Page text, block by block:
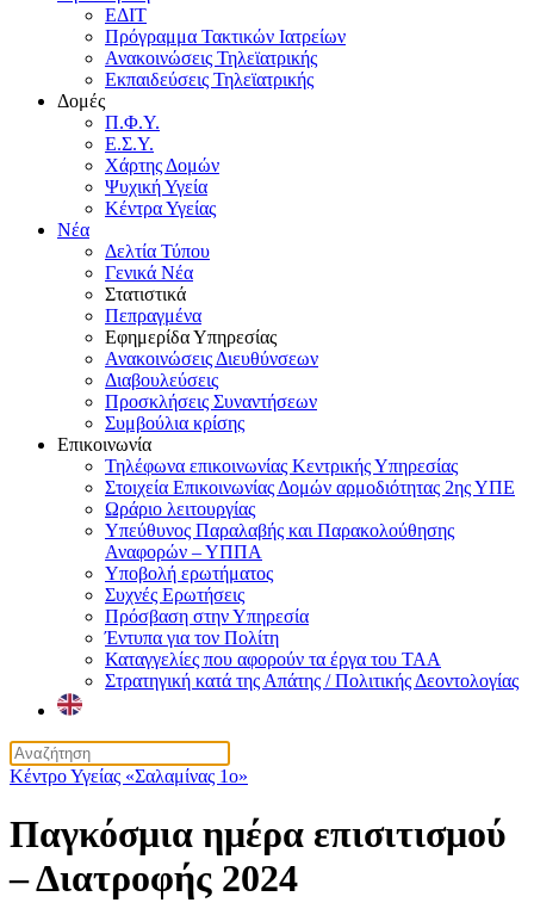
ΕΔΙΤ
Πρόγραμμα Τακτικών Ιατρείων
Ανακοινώσεις Τηλεϊατρικής
Εκπαιδεύσεις Τηλεϊατρικής
Δομές
Π.Φ.Υ.
Ε.Σ.Υ.
Χάρτης Δομών
Ψυχική Υγεία
Κέντρα Υγείας
Νέα
Δελτία Τύπου
Γενικά Νέα
Στατιστικά
Πεπραγμένα
Εφημερίδα Υπηρεσίας
Ανακοινώσεις Διευθύνσεων
Διαβουλεύσεις
Προσκλήσεις Συναντήσεων
Συμβούλια κρίσης
Επικοινωνία
Τηλέφωνα επικοινωνίας Κεντρικής Υπηρεσίας
Στοιχεία Επικοινωνίας Δομών αρμοδιότητας 2ης ΥΠΕ
Ωράριο λειτουργίας
Υπεύθυνος Παραλαβής και Παρακολούθησης
Αναφορών – ΥΠΠΑ
Υποβολή ερωτήματος
Συχνές Ερωτήσεις
Πρόσβαση στην Υπηρεσία
Έντυπα για τον Πολίτη
Καταγγελίες που αφορούν τα έργα του ΤΑΑ
Στρατηγική κατά της Απάτης / Πολιτικής Δεοντολογίας
Κέντρο Υγείας «Σαλαμίνας 1ο»
Παγκόσμια ημέρα επισιτισμού
– Διατροφής 2024